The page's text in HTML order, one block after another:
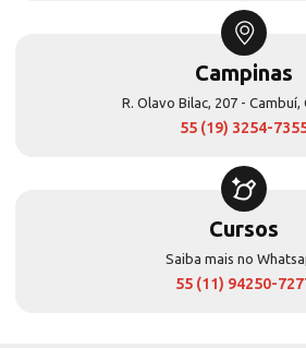
Campinas
R. Olavo Bilac, 207 - Cambuí,
55 (19) 3254-
Cursos
Saiba mais no
55 (11) 94250-